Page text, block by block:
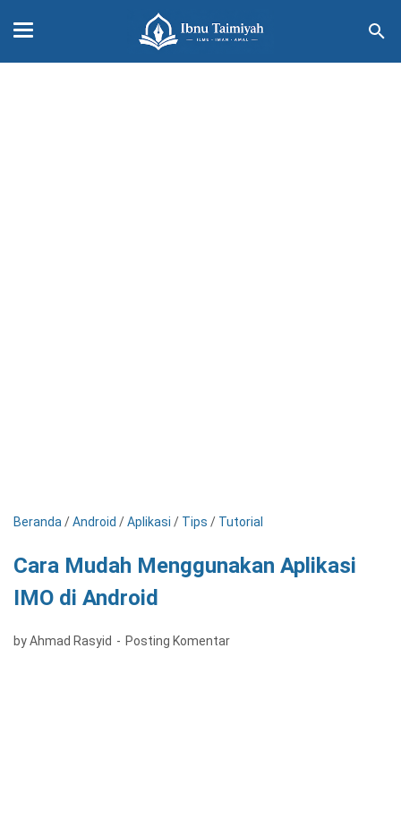
Beranda /Android /Aplikasi / Tips / Tutorial
Cara Mudah Menggunakan Aplikasi
IMO di Android
by Ahmad Rasyid Posting Komentar